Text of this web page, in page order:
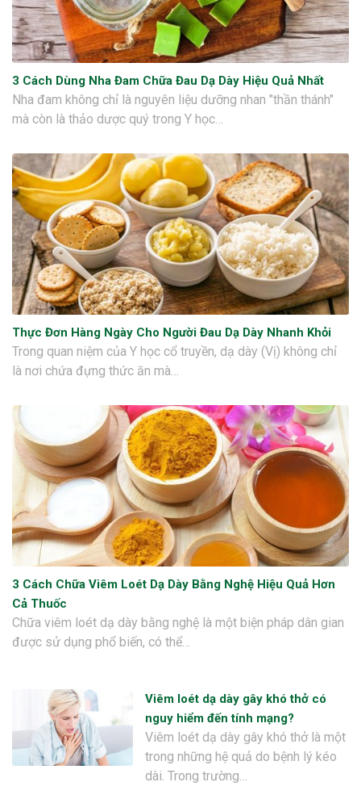
3 Cách Dùng Nha Đam Chữa Đau Dạ Dày Hiệu Quả Nhất
Nha đam không chỉ là nguyên liệu dưỡng nhan "thần thánh"
mà còn là thảo dược quý trong Y học…
Thực Đơn Hàng Ngày Cho Người Đau Dạ Dày Nhanh Khỏi
Trong quan niệm của Y học cổ truyền, dạ dày (Vị) không chỉ
là nơi chứa đựng thức ăn mà…
3 Cách Chữa Viêm Loét Dạ Dày Bằng Nghệ Hiệu Quả Hơn
Cả Thuốc
Chữa viêm loét dạ dày bằng nghệ là một biện pháp dân gian
được sử dụng phổ biến, có thể…
Viêm loét dạ dày gây khó thở có
nguy hiểm đến tính mạng?
Viêm loét dạ dày gây khó thở là một
trong những hệ quả do bệnh lý kéo
dài. Trong trường…